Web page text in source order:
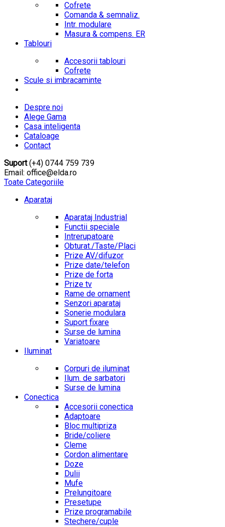
Cofrete
Comanda & semnaliz.
Intr. modulare
Masura & compens. ER
Tablouri
Accesorii tablouri
Cofrete
Scule si imbracaminte
Despre noi
Alege Gama
Casa inteligenta
Cataloage
Contact
Suport(+4) 0744 759 739
Email: office@elda.ro
Toate Categoriile
Aparataj
Aparataj Industrial
Functii speciale
Intrerupatoare
Obturat./Taste/Placi
Prize AV/difuzor
Prize date/telefon
Prize de forta
Prize tv
Rame de ornament
Senzori aparataj
Sonerie modulara
Suport fixare
Surse de lumina
Variatoare
Iluminat
Corpuri de iluminat
Ilum. de sarbatori
Surse de lumina
Conectica
Accesorii conectica
Adaptoare
Bloc multipriza
Bride/coliere
Cleme
Cordon alimentare
Doze
Dulii
Mufe
Prelungitoare
Presetupe
Prize programabile
Stechere/cuple